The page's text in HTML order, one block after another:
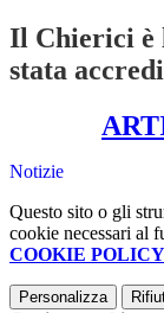
Il Chierici è
stata
Notizie
Questo sito o gli
cookie necessari al
COOKIE POLICY
Personalizza